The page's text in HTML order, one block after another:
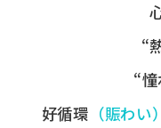
“
“
好循環 ​（賑わい）